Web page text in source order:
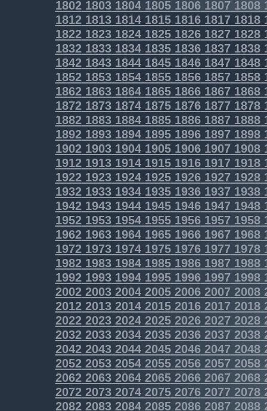
180218031804180518061807 1808
1812181318141815181618171818
1822182318241825182618271828
1832183318341835183618371838
1842184318441845184618471848
1852185318541855185618571858
1862186318641865186618671868
1872187318741875187618771878
1882188318841885188618871888
1892189318941895189618971898
1902190319041905190619071908
1912191319141915191619171918
1922192319241925192619271928
1932193319341935193619371938
1942194319441945194619471948
195219531954195519561957 1958
196219631964196519661967 1968
197219731974197519761977 1978
198219831984198519861987 1988
199219931994199519961997 1998
200220032004200520062007 2008
201220132014201520162017 2018
202220232024202520262027 2028
203220332034203520362037 2038
204220432044204520462047 2048
205220532054205520562057 2058
206220632064206520662067 2068
207220732074207520762077 2078
208220832084208520862087 2088